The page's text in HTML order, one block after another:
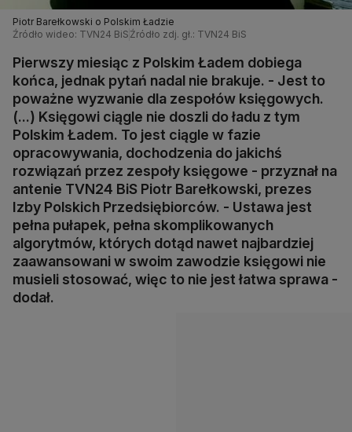
Piotr Barełkowski o Polskim Ładzie
Źródło wideo: TVN24 BiS Źródło zdj. gł.: TVN24 BiS
Pierwszy miesiąc z Polskim Ładem dobiega
końca, jednak pytań nadal nie brakuje. - Jest to
poważne wyzwanie dla zespołów księgowych.
(...) Księgowi ciągle nie doszli do ładu z tym
Polskim Ładem. To jest ciągle w fazie
opracowywania, dochodzenia do jakichś
rozwiązań przez zespoły księgowe - przyznał na
antenie TVN24 BiS Piotr Barełkowski, prezes
Izby Polskich Przedsiębiorców. - Ustawa jest
pełna pułapek, pełna skomplikowanych
algorytmów, których dotąd nawet najbardziej
zaawansowani w swoim zawodzie księgowi nie
musieli stosować, więc to nie jest łatwa sprawa -
dodał.